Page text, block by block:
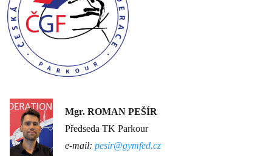
Mgr. ROMAN PEŠÍR
Předseda TK Parkour
e-mail: pesir@gymfed.cz